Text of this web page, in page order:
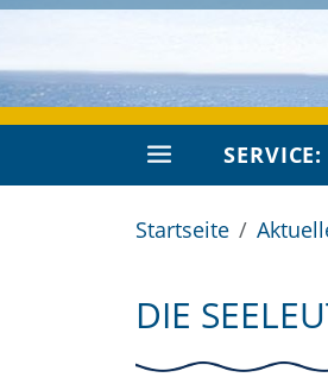
SERVICE:
Startseite
DIE